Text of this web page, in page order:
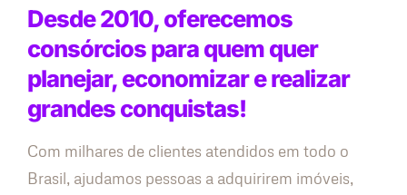
Desde 2010, oferecemos
consórcios para quem quer
planejar, economizar e realizar
grandes conquistas!
Com milhares de clientes atendidos em todo o
Brasil, ajudamos pessoas a adquirirem imóveis,